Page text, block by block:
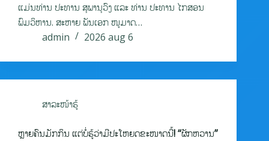
ແມ່ນທ່ານ ປະທານ ສຸພານຸວົງ ແລະ ທ່ານ ປະທານ ໄກສອນ
ພົມວິຫານ. ສະຫາຍ ພັນເອກ ໜູມາດ…
admin
2026 aug 6
ສາລະໜ້າຮູ້
ຫຼາຍຄົນມັກກິນ ແຕ່ບໍ່ຮູ້ວ່າມີປະໂຫຍດຂະໜາດນີ້! “ຜັກຫວານ”